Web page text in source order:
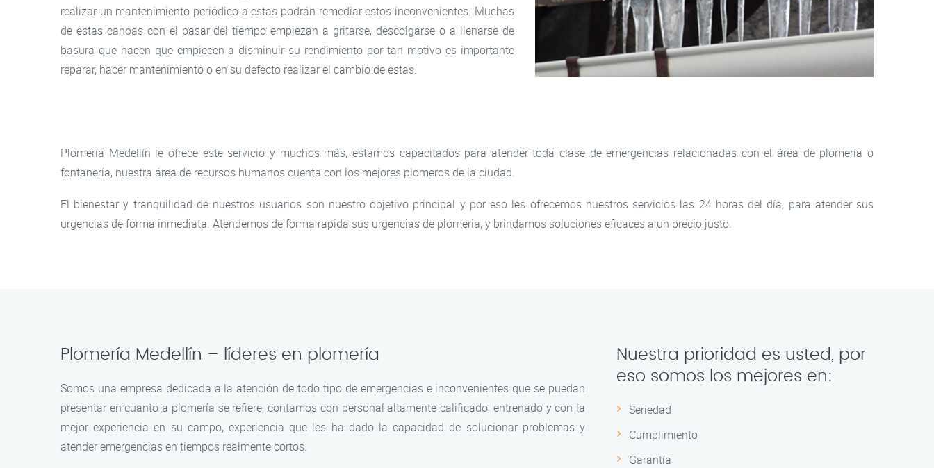
realizar un mantenimiento periódico a estas podrán remediar estos inconvenientes. Muchas
de estas canoas con el pasar del tiempo empiezan a gritarse, descolgarse o a llenarse de
basura que hacen que empiecen a disminuir su rendimiento por tan motivo es importante
reparar, hacer mantenimiento o en su defecto realizar el cambio de estas.
Plomería Medellín le ofrece este servicio y muchos más, estamos capacitados para atender toda clase de emergencias relacionadas con el área de plomería o
fontanería, nuestra área de recursos humanos cuenta con los mejores plomeros de la ciudad.
El bienestar y tranquilidad de nuestros usuarios son nuestro objetivo principal y por eso les ofrecemos nuestros servicios las 24 horas del día, para atender sus
urgencias de forma inmediata. Atendemos de forma rapida sus urgencias de plomeria, y brindamos soluciones eficaces a un precio justo.
Plomería Medellín – líderes en plomería
Somos una empresa dedicada a la atención de todo tipo de emergencias e inconvenientes que se puedan
presentar en cuanto a plomería se refiere, contamos con personal altamente calificado, entrenado y con la
mejor experiencia en su campo, experiencia que les ha dado la capacidad de solucionar problemas y
atender emergencias en tiempos realmente cortos.
Nuestra prioridad es usted, por
eso somos los mejores en:
Seriedad
Cumplimiento
Garantía